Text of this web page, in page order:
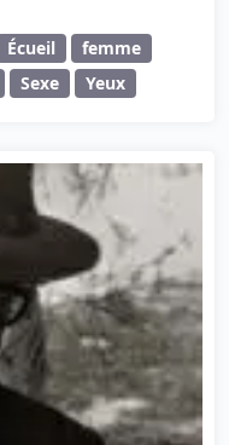
Écueil
femme
Sexe Yeux